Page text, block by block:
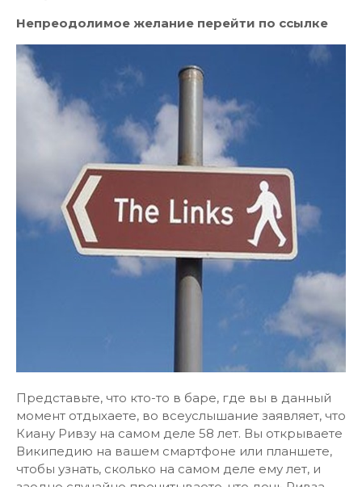
Непреодолимое желание перейти по ссылке
Представьте, что кто-то в баре, где вы в данный
момент отдыхаете, во всеуслышание заявляет, что
Киану Ривзу на самом деле 58 лет. Вы открываете
Википедию на вашем смартфоне или планшете,
чтобы узнать, сколько на самом деле ему лет, и